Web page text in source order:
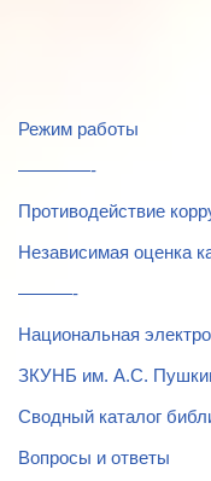
Режим работы
————-
Противодействие
Независимая оценка
———-
Национальная
ЗКУНБ им. А.С.
Сводный каталог
Вопросы и ответы